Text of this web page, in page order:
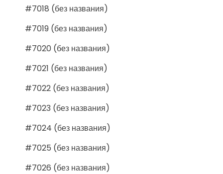
#7018 (без названия)
#7019 (без названия)
#7020 (без названия)
#7021 (без названия)
#7022 (без названия)
#7023 (без названия)
#7024 (без названия)
#7025 (без названия)
#7026 (без названия)